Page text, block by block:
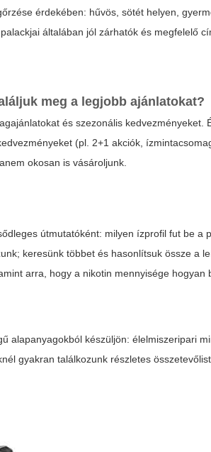
érdekében: hűvös, sötét helyen,
palackjai általában jól zárhatók és megfelelő
meg a legjobb ajánlatokat?
és szezonális
(pl. 2+1 akciók,
okosan is vásároljunk.
útmutatóként: milyen ízprofil fut be a
keresünk többet és hasonlítsuk össze a
arra, hogy a nikotin mennyisége hogyan
alapanyagokból készüljön: élelmiszeripari
gyakran találkozunk részletes